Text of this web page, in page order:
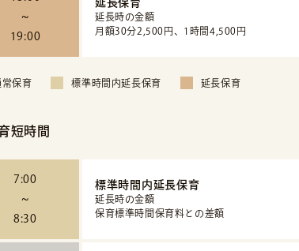
~
19:00
延長保育
延長時の金額
月額30分2,500円、1時間4,500円
常保育 標準時間内延長保育 延長保育
短時間
7:00
~
8:30
標準時間内延長保育
延長時の金額
保育標準時間保育料との差額